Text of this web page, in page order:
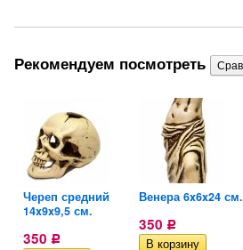
Рекомендуем посмотреть
Череп средний
14x9x9,5 см.
350 Р
Венера 6x6x24 см.
350 Р